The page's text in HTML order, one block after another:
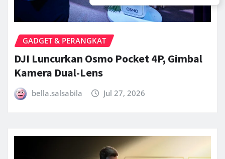
GADGET & PERANGKAT
DJI Luncurkan Osmo Pocket 4P, Gimbal
Kamera Dual-Lens
bella.salsabila Jul 27, 2026